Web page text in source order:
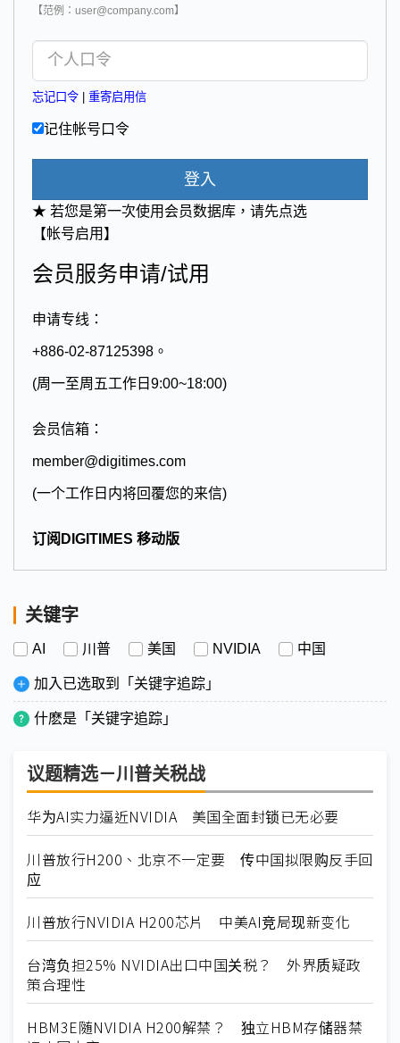
【范例：user@company.com】
忘记口令 重寄启用信
记住帐号口令
登入
★ 若您是第一次使用会员数据库，请先点选
【帐号启用】
会员服务申请/试用
申请专线：
+886-02-87125398。
(周一至周五工作日9:00~18:00)
会员信箱：
member@digitimes.com
(一个工作日内将回覆您的来信)
订阅DIGITIMES 移动版
关键字
AI 川普 美国 NVIDIA 中国
加入已选取到「关键字追踪」
什麽是「关键字追踪」
议题精选－川普关税战
华为AI实力逼近NVIDIA 美国全面封锁已无必要
川普放行H200、北京不一定要 传中国拟限购反手回
应
川普放行NVIDIA H200芯片 中美AI竞局现新变化
台湾负担25% NVIDIA出口中国关税？ 外界质疑政
策合理性
HBM3E随NVIDIA H200解禁？ 独立HBM存储器禁